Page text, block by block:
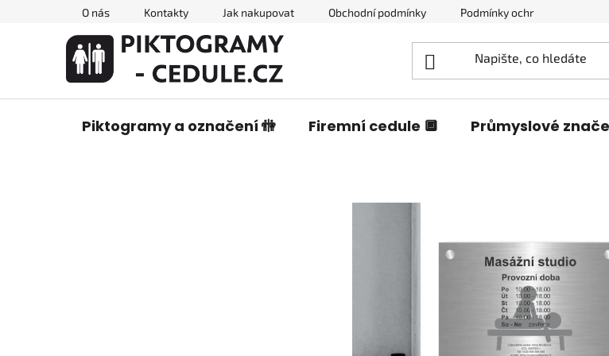
O nás Kontakty Jak nakupovat Obchodní podmínky Podmínky ochrany osobních
Piktogramy a označení 🚻 Firemní cedule 🔲 Průmyslové